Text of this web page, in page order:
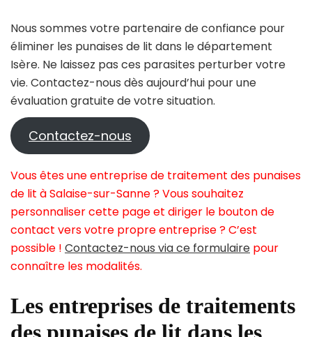
Nous sommes votre partenaire de confiance pour
éliminer les punaises de lit dans le département
Isère. Ne laissez pas ces parasites perturber votre
vie. Contactez-nous dès aujourd’hui pour une
évaluation gratuite de votre situation.
Contactez-nous
Vous êtes une entreprise de traitement des punaises
de lit à Salaise-sur-Sanne ? Vous souhaitez
personnaliser cette page et diriger le bouton de
contact vers votre propre entreprise ? C’est
possible ! Contactez-nous via ce formulaire pour
connaître les modalités.
Les entreprises de traitements